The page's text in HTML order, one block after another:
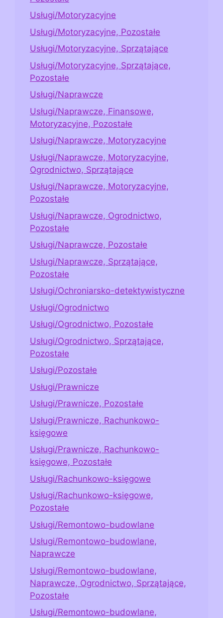
Usługi/Motoryzacyjne
Usługi/Motoryzacyjne, Pozostałe
Usługi/Motoryzacyjne, Sprzątające
Usługi/Motoryzacyjne, Sprzątające,
Pozostałe
Usługi/Naprawcze
Usługi/Naprawcze, Finansowe,
Motoryzacyjne, Pozostałe
Usługi/Naprawcze, Motoryzacyjne
Usługi/Naprawcze, Motoryzacyjne,
Ogrodnictwo, Sprzątające
Usługi/Naprawcze, Motoryzacyjne,
Pozostałe
Usługi/Naprawcze, Ogrodnictwo,
Pozostałe
Usługi/Naprawcze, Pozostałe
Usługi/Naprawcze, Sprzątające,
Pozostałe
Usługi/Ochroniarsko-detektywistyczne
Usługi/Ogrodnictwo
Usługi/Ogrodnictwo, Pozostałe
Usługi/Ogrodnictwo, Sprzątające,
Pozostałe
Usługi/Pozostałe
Usługi/Prawnicze
Usługi/Prawnicze, Pozostałe
Usługi/Prawnicze, Rachunkowo-
księgowe
Usługi/Prawnicze, Rachunkowo-
księgowe, Pozostałe
Usługi/Rachunkowo-księgowe
Usługi/Rachunkowo-księgowe,
Pozostałe
Usługi/Remontowo-budowlane
Usługi/Remontowo-budowlane,
Naprawcze
Usługi/Remontowo-budowlane,
Naprawcze, Ogrodnictwo, Sprzątające,
Pozostałe
Usługi/Remontowo-budowlane,